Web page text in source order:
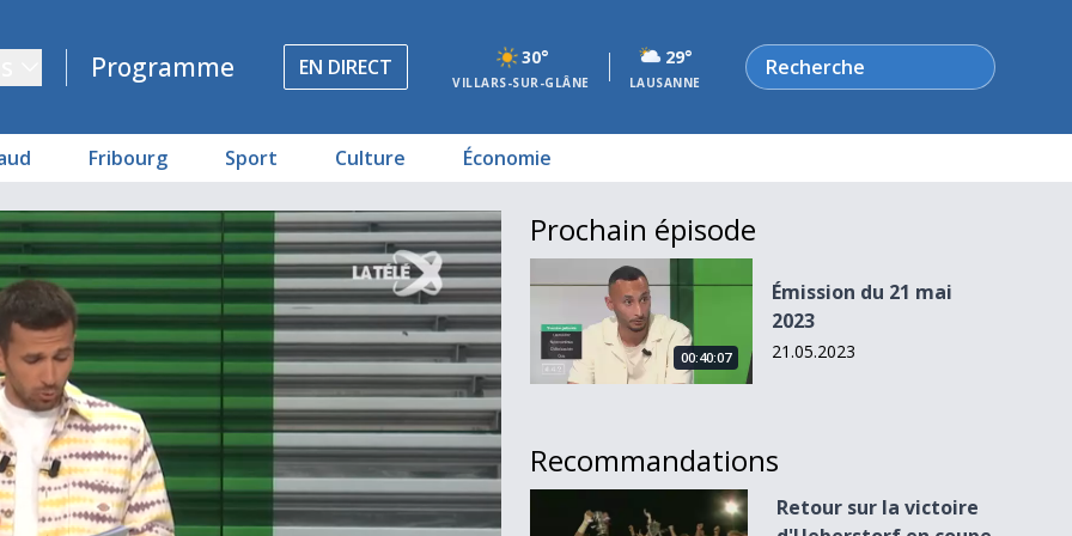
Programme EN DIRECT 30°
VILLARS-SUR-GLÂNE
29°
LAUSANNE
Rechercher
Fribourg Sport Culture Économie
Prochain épisode
Émission du 21 mai 2023
00:40:07
Émission du 21 mai
2023
21.05.2023
Recommandations
Retour sur la victoire d&#039;Ueberstorf en coupe
Retour sur la victoire